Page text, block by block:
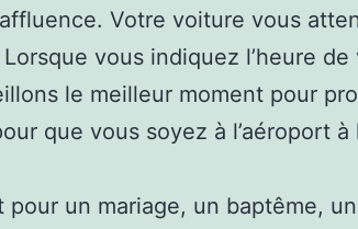
Votre voiture vous
vous indiquez l’heure
le meilleur moment pour
que vous soyez à l’aéroport à
pour un mariage, un baptême,